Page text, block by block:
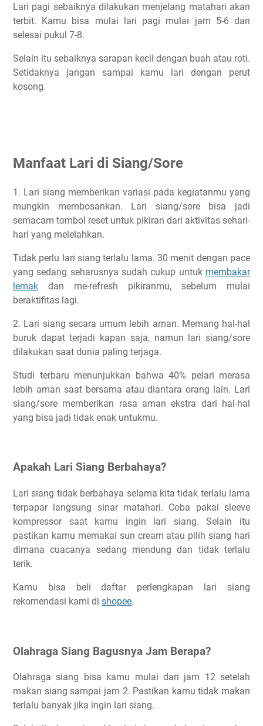
Lari pagi sebaiknya dilakukan menjelang matahari akan
terbit. Kamu bisa mulai lari pagi mulai jam 5-6 dan
selesai pukul 7-8.
Selain itu sebaiknya sarapan kecil dengan buah atau roti.
Setidaknya jangan sampai kamu lari dengan perut
kosong.
Manfaat Lari di Siang/Sore
1. Lari siang memberikan variasi pada kegiatanmu yang
mungkin membosankan. Lari siang/sore bisa jadi
semacam tombol reset untuk pikiran dari aktivitas sehari-
hari yang melelahkan.
Tidak perlu lari siang terlalu lama. 30 menit dengan pace
yang sedang seharusnya sudah cukup untuk membakar
lemak dan me-refresh pikiranmu, sebelum mulai
beraktifitas lagi.
2. Lari siang secara umum lebih aman. Memang hal-hal
buruk dapat terjadi kapan saja, namun lari siang/sore
dilakukan saat dunia paling terjaga.
Studi terbaru menunjukkan bahwa 40% pelari merasa
lebih aman saat bersama atau diantara orang lain. Lari
siang/sore memberikan rasa aman ekstra dari hal-hal
yang bisa jadi tidak enak untukmu.
Apakah Lari Siang Berbahaya?
Lari siang tidak berbahaya selama kita tidak terlalu lama
terpapar langsung sinar matahari. Coba pakai sleeve
kompressor saat kamu ingin lari siang. Selain itu
pastikan kamu memakai sun cream atau pilih siang hari
dimana cuacanya sedang mendung dan tidak terlalu
terik.
Kamu bisa beli daftar perlengkapan lari siang
rekomendasi kami di shopee.
Olahraga Siang Bagusnya Jam Berapa?
Olahraga siang bisa kamu mulai dari jam 12 setelah
makan siang sampai jam 2. Pastikan kamu tidak makan
terlalu banyak jika ingin lari siang.